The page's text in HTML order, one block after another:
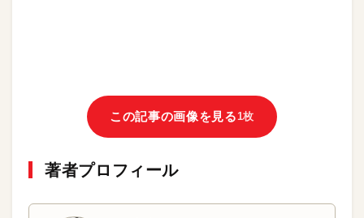
この記事の画像を見る1枚
著者プロフィール